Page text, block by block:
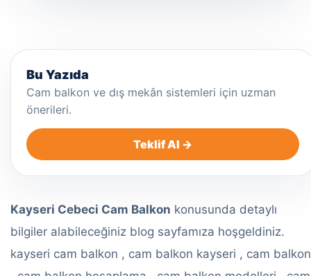
Bu Yazıda
Cam balkon ve dış mekân sistemleri için uzman
önerileri.
Teklif Al →
Kayseri Cebeci Cam Balkon konusunda detaylı
bilgiler alabileceğiniz blog sayfamıza hoşgeldiniz.
kayseri cam balkon , cam balkon kayseri , cam balkon